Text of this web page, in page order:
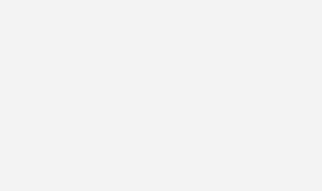
erneut eine Blöße. Das
und Energie will die Neuregelung
Anforderungen für Wohn- und
in der laufenden Legislaturperiode